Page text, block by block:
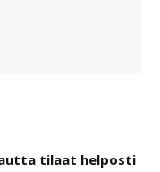
tilaat helposti